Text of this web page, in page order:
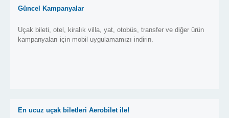
Güncel Kampanyalar
Uçak bileti, otel, kiralık villa, yat, otobüs, transfer ve diğer ürün
kampanyaları için mobil uygulamamızı indirin.
En ucuz uçak biletleri Aerobilet ile!